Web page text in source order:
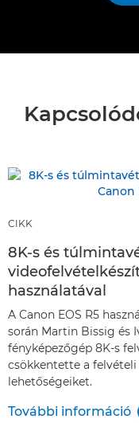
CIKK
8K-s és
használatával
A Canon EOS R5
során Martin Bissig és
fényképezőgép 8K-s
csökkentette a
lehetőségeiket.
További információ